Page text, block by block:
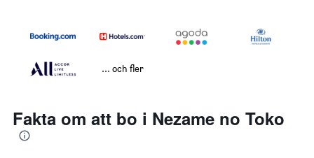
... och fler
Fakta om att bo i Nezame no Toko